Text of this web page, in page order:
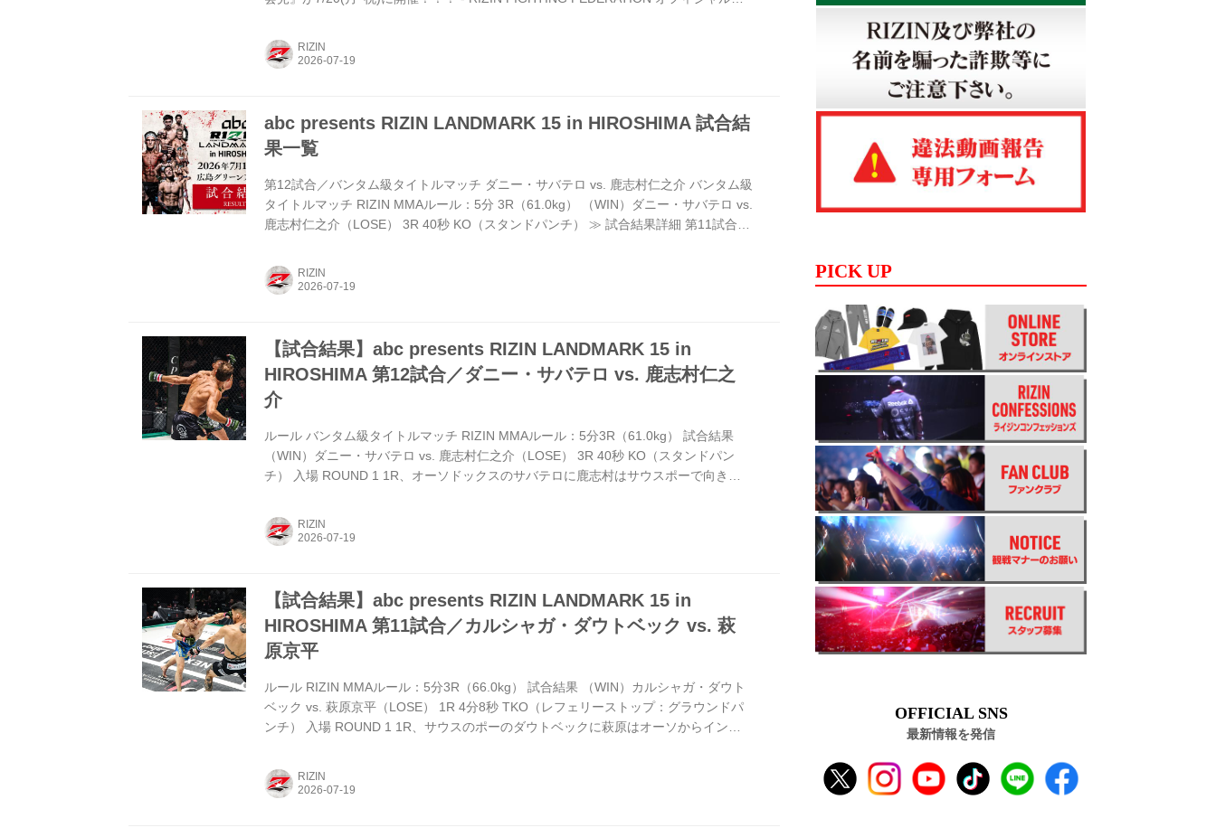
「超RIZIN.5 浪速の超復活祭り」の対戦カード発表記者会見の開催が緊急決定！ 名付
けて『RIZIN史上最大の超絶スケール 超緊急＆超ド級カード発表記者会見』！！！ そ
RIZIN
abc presents RIZIN LANDMARK 15 in HIROSHIMA 試合結
果一覧
第12試合／バンタム級タイトルマッチ ダニー・サバテロ vs. 鹿志村仁之介 バンタム級
タイトルマッチ RIZIN MMAルール：5分 3R（61.0kg） （WIN）ダニー・サバテロ vs.
鹿志村仁之介（LOSE） 3R 40秒 KO（スタンドパンチ） ≫ 試合結果詳細 第11試合／
（WIN）カルシャガ・ダウトベック vs. 萩原京平（LOSE） 1R 4分8秒 TKO（レフェ
リーストップ：グラウンドパンチ） ≫ 試合結果詳細 第10試合／太田忍 vs. イリスベ
RIZIN
【試合結果】abc presents RIZIN LANDMARK 15 in
HIROSHIMA 第12試合／ダニー・サバテロ vs. 鹿志村仁之
介
ルール バンタム級タイトルマッチ RIZIN MMAルール：5分3R（61.0kg） 試合結果
（WIN）ダニー・サバテロ vs. 鹿志村仁之介（LOSE） 3R 40秒 KO（スタンドパン
チ） 入場 ROUND 1 1R、オーソドックスのサバテロに鹿志村はサウスポーで向き合
させず、逆にタックルから足関節を狙い、横三角で絞めに行くが、サバテロが脱出。
鹿志村を立たせてスタンドで向き合う。 サバテロは伸びのある右ストレート、左フッ
RIZIN
【試合結果】abc presents RIZIN LANDMARK 15 in
HIROSHIMA 第11試合／カルシャガ・ダウトベック vs. 萩
原京平
ルール RIZIN MMAルール：5分3R（66.0kg） 試合結果 （WIN）カルシャガ・ダウト
ベック vs. 萩原京平（LOSE） 1R 4分8秒 TKO（レフェリーストップ：グラウンドパ
ンチ） 入場 ROUND 1 1R、サウスのポーのダウトベックに萩原はオーソからインカ
に萩原は右インカーフを当てる。 両者距離を保った探り合いを続けるが、ダウトベッ
クは大きく踏み込んでの左フックで萩原を後方に倒し、パウンドをまとめてノックア
RIZIN
PICK UP
OFFICIAL SNS
最新情報を発信